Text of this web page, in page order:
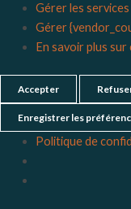
Gérer les services
Gérer
En savoir plus sur
Accepter
Enregistrer les
Politique de